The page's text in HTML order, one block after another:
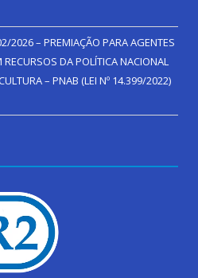
2026 – PREMIAÇÃO PARA AGENTES
DA POLÍTICA NACIONAL
– PNAB (LEI Nº 14.399/2022)